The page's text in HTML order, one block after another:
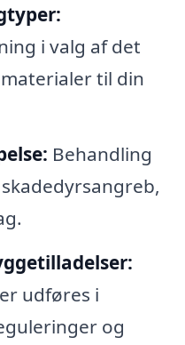
i valg af det
til din
Behandling
udføres i
og